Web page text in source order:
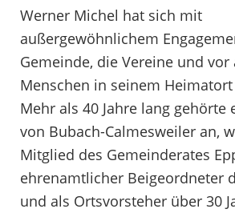
Werner Michel hat sich mit
außergewöhnlichem
Gemeinde, die Vereine und
Menschen in seinem
Mehr als 40 Jahre lang gehörte
von Bubach-Calmesweiler an,
Mitglied des Gemeinderates
ehrenamtlicher Beigeordneter
und als Ortsvorsteher über 30